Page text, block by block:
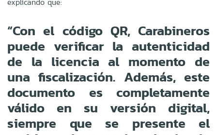
“Con el código QR, Carabineros
puede verificar la autenticidad
de la licencia al momento de
una fiscalización. Además, este
documento es completamente
válido en su versión digital,
siempre que se presente el